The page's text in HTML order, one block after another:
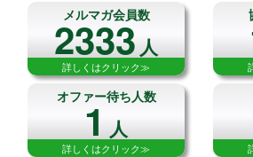
メルマガ会員数
2333人
詳しくはクリック≫
オファー待ち人数
1人
詳しくはクリック≫